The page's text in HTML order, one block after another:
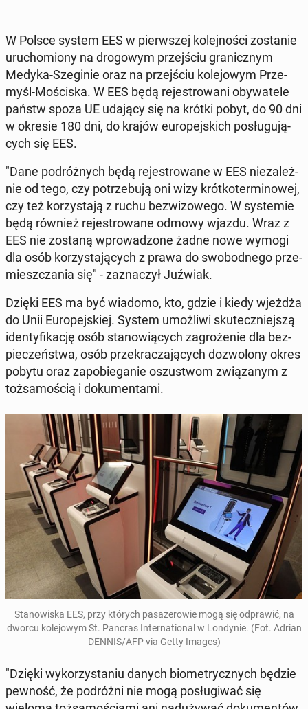
W Polsce system EES w pierw­szej ko­lej­no­ści zo­sta­nie
uru­cho­mio­ny na dro­go­wym przej­ściu gra­nicz­nym
Medyka-Sze­gi­nie oraz na przej­ściu ko­le­jo­wym Prze­
myśl-Mo­ści­ska. W EES będą re­je­stro­wa­ni oby­wa­te­le
państw spoza UE udający się na krótki pobyt, do 90 dni
w okresie 180 dni, do krajów eu­ro­pej­skich po­słu­gu­ją­
cych się EES.
"Dane po­dróż­nych będą re­je­stro­wa­ne w EES nie­za­leż­
nie od tego, czy po­trze­bu­ją oni wizy krót­ko­ter­mi­no­wej,
czy też ko­rzy­sta­ją z ruchu bez­wi­zo­we­go. W sys­te­mie
będą również re­je­stro­wa­ne odmowy wjazdu. Wraz z
EES nie zostaną wpro­wa­dzo­ne żadne nowe wymogi
dla osób ko­rzy­sta­ją­cych z prawa do swo­bod­ne­go prze­
miesz­cza­nia się" - za­zna­czył Juźwiak.
Dzięki EES ma być wiadomo, kto, gdzie i kiedy wjeżdża
do Unii Eu­ro­pej­skiej. System umoż­li­wi sku­tecz­niej­szą
iden­ty­fi­ka­cję osób sta­no­wią­cych za­gro­że­nie dla bez­
pie­czeń­stwa, osób prze­kra­cza­ją­cych do­zwo­lo­ny okres
pobytu oraz za­po­bie­ga­nie oszu­stwom zwią­za­nym z
toż­sa­mo­ścią i do­ku­men­ta­mi.
Sta­no­wi­ska EES, przy których pa­sa­że­ro­wie mogą się od­pra­wić, na
dworcu ko­le­jo­wym St. Pancras In­ter­na­tio­nal w Lon­dy­nie. (Fot. Adrian
DENNIS/AFP via Getty Images)
"Dzięki wy­ko­rzy­sta­niu danych bio­me­trycz­nych będzie
pewność, że po­dróż­ni nie mogą po­słu­gi­wać się